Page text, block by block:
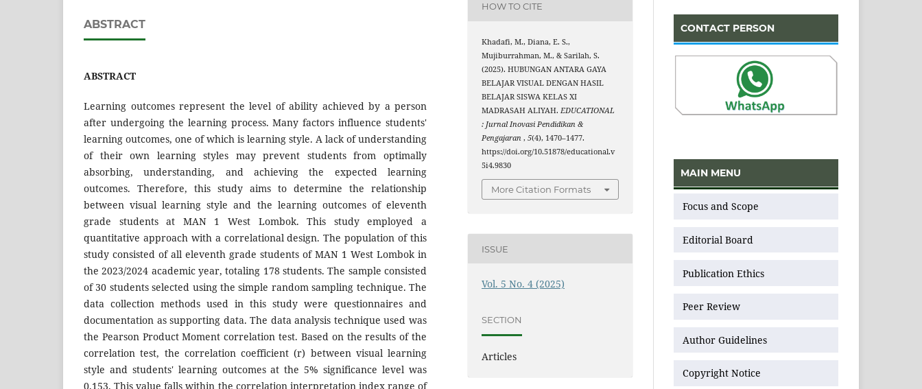
ABSTRACT
ABSTRACT
Learning outcomes represent the level of ability achieved by a person
after undergoing the learning process. Many factors influence students'
learning outcomes, one of which is learning style. A lack of understanding
of their own learning styles may prevent students from optimally
absorbing, understanding, and achieving the expected learning
outcomes. Therefore, this study aims to determine the relationship
between visual learning style and the learning outcomes of eleventh
grade students at MAN 1 West Lombok. This study employed a
quantitative approach with a correlational design. The population of this
study consisted of all eleventh grade students of MAN 1 West Lombok in
the 2023/2024 academic year, totaling 178 students. The sample consisted
of 30 students selected using the simple random sampling technique. The
data collection methods used in this study were questionnaires and
documentation as supporting data. The data analysis technique used was
the Pearson Product Moment correlation test. Based on the results of the
correlation test, the correlation coefficient (r) between visual learning
style and students' learning outcomes at the 5% significance level was
0.153. This value falls within the correlation interpretation index range of
HOW TO CITE
Khadafi, M., Diana, E. S.,
Mujiburrahman, M., & Sarilah, S.
(2025). HUBUNGAN ANTARA GAYA
BELAJAR VISUAL DENGAN HASIL
BELAJAR SISWA KELAS XI
MADRASAH ALIYAH. EDUCATIONAL
: Jurnal Inovasi Pendidikan &
Pengajaran,5(4), 1470–1477.
https://doi.org/10.51878/educational.v
5i4.9830
More Citation Formats
ISSUE
Vol. 5 No. 4 (2025)
SECTION
Articles
CONTACT PERSON
MAIN MENU
Focus and Scope
Editorial Board
Publication Ethics
Peer Review
Author Guidelines
Copyright Notice